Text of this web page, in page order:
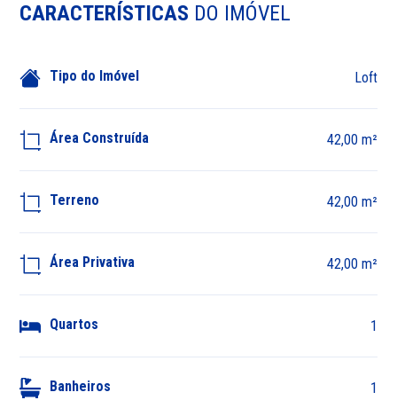
CARACTERÍSTICAS DO IMÓVEL
Tipo do Imóvel Loft
Área Construída 42,00 m²
Terreno 42,00 m²
Área Privativa 42,00 m²
Quartos 1
Banheiros 1